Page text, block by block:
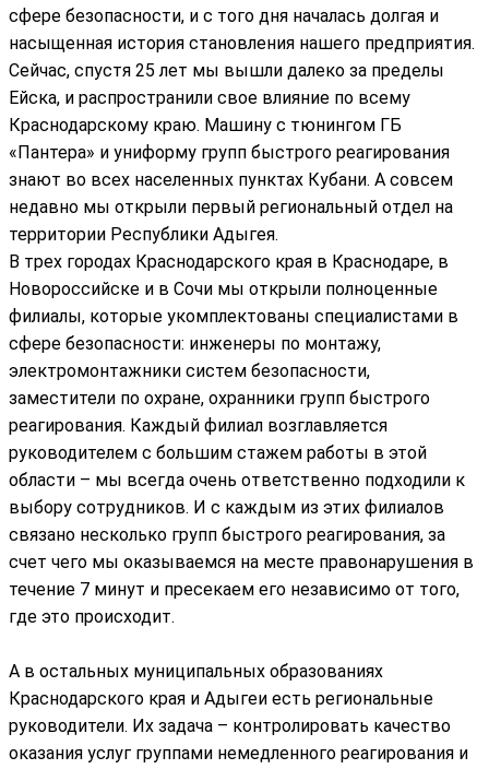
сфере безопасности, и с того дня началась долгая и
насыщенная история становления нашего предприятия.
Сейчас, спустя 25 лет мы вышли далеко за пределы
Ейска, и распространили свое влияние по всему
Краснодарскому краю. Машину с тюнингом ГБ
«Пантера» и униформу групп быстрого реагирования
знают во всех населенных пунктах Кубани. А совсем
недавно мы открыли первый региональный отдел на
территории Республики Адыгея.
В трех городах Краснодарского края в Краснодаре, в
Новороссийске и в Сочи мы открыли полноценные
филиалы, которые укомплектованы специалистами в
сфере безопасности: инженеры по монтажу,
электромонтажники систем безопасности,
заместители по охране, охранники групп быстрого
реагирования. Каждый филиал возглавляется
руководителем с большим стажем работы в этой
области – мы всегда очень ответственно подходили к
выбору сотрудников. И с каждым из этих филиалов
связано несколько групп быстрого реагирования, за
счет чего мы оказываемся на месте правонарушения в
течение 7 минут и пресекаем его независимо от того,
где это происходит.
А в остальных муниципальных образованиях
Краснодарского края и Адыгеи есть региональные
руководители. Их задача – контролировать качество
оказания услуг группами немедленного реагирования и